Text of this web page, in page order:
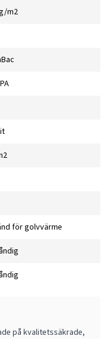
m2
för golvvärme
på kvalitetssäkrade,